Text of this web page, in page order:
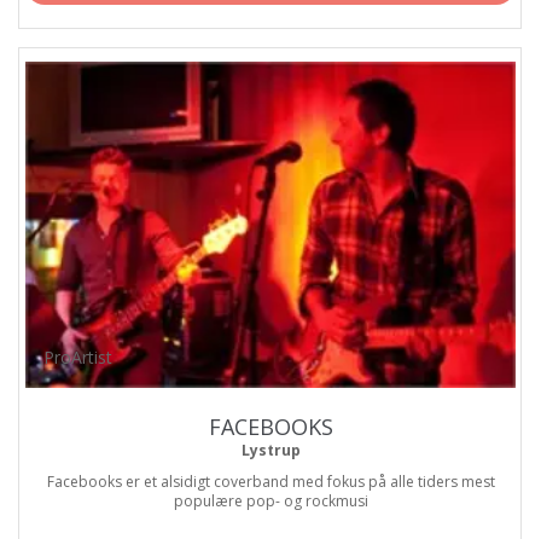
ProArtist
FACEBOOKS
Lystrup
Facebooks er et alsidigt coverband med fokus på alle tiders mest
populære pop- og rockmusi